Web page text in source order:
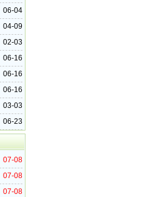
06-04
04-09
02-03
06-16
06-16
06-16
03-03
06-23
07-08
07-08
07-08